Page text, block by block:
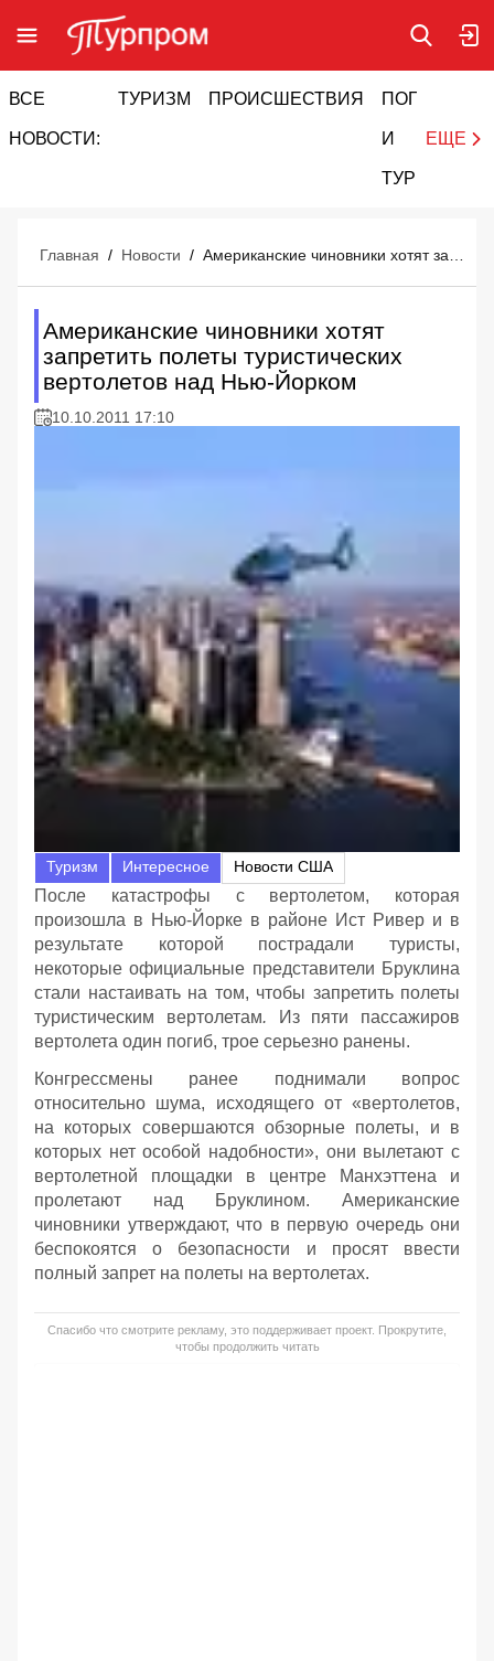
ВСЕ
НОВОСТИ:
ТУРИЗМ ПРОИСШЕСТВИЯ ПОГОДА
И
ТУРИЗМ
ЕЩЕ
Главная / Новости /
Американские чиновники хотят
запретить полеты туристических
вертолетов над Нью-Йорком
10.10.2011 17:10
Туризм Интересное Новости США
После катастрофы с вертолетом, которая
произошла в Нью-Йорке в районе Ист Ривер и в
результате которой пострадали туристы,
некоторые официальные представители Бруклина
стали настаивать на том, чтобы запретить полеты
туристическим вертолетам.
Из пяти пассажиров
вертолета один погиб, трое серьезно ранены.
Конгрессмены ранее поднимали вопрос
относительно шума, исходящего от «вертолетов,
на которых совершаются обзорные полеты, и в
которых нет особой надобности», они вылетают с
вертолетной площадки в центре Манхэттена и
пролетают над Бруклином. Американские
чиновники утверждают, что в первую очередь они
беспокоятся о безопасности и просят ввести
полный запрет на полеты на вертолетах.
Спасибо что смотрите рекламу, это поддерживает проект. Прокрутите,
чтобы продолжить читать